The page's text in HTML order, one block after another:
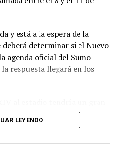
y está a la espera de la
determinar si el Nuevo
agenda oficial del Sumo
respuesta llegará en los
San Lorenzo, dado el
y la Iglesia
Lorenzo Massa y
LEYENDO